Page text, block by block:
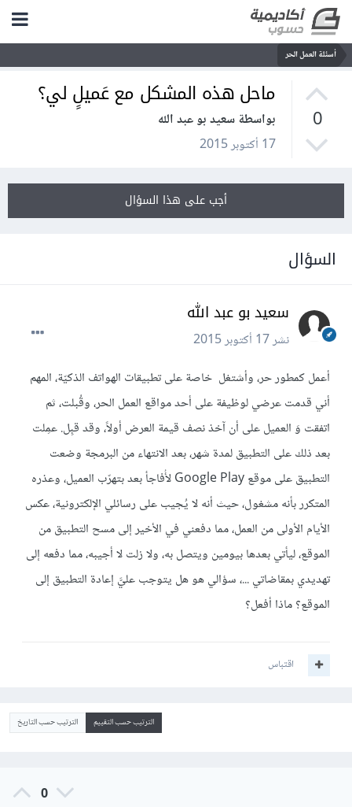
أسئلة العمل الحر
0
ماحل هذه المشكل مع عَميلٍ لي؟
بواسطة سعيد بو عبد الله
17 أكتوبر 2015
أجب على هذا السؤال
السؤال
سعيد بو عبد الله
نشر17 أكتوبر 2015
أعمل كمطور حر، وأشتغل خاصة على تطبيقات الهواتف الذكيّة، المهم
أني قدمت عرضي لوظيفة على أحد مواقع العمل الحر، وقُبلت، ثم
اتفقت وَ العميل على أن آخذ نصف قيمة العرض أولاً، وقد قبِل. عمِلت
بعد ذلك على التطبيق لمدة شهر، بعد الانتهاء من البرمجة وضعت
التطبيق على موقع Google Play لأُفاجأ بعد بتهرّب العميل، وعذره
المتكرر بأنه مشغول، حيث أنه لا يُجيب على رسائلي الإلكترونية، عكس
الأيام الأولى من العمل، مما دفعني في الأخير إلى مسح التطبيق من
الموقع، ليأتي بعدها بيومين ويتصل به، ولا زلت لا أجيبه، مما دفعه إلى
تهديدي بمقاضاتي ...، سؤالي هو هل يتوجب عليَّ إعادة التطبيق إلى
الموقع؟ ماذا أفعل؟
اقتباس
الترتيب حسب التقييم الترتيب حسب التاريخ
0